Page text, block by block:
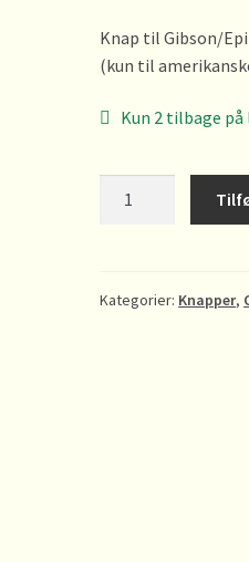
Knap til Gibson/
(kun til
Kun 2 tilbage på
antal
Kategorier: Knapper,